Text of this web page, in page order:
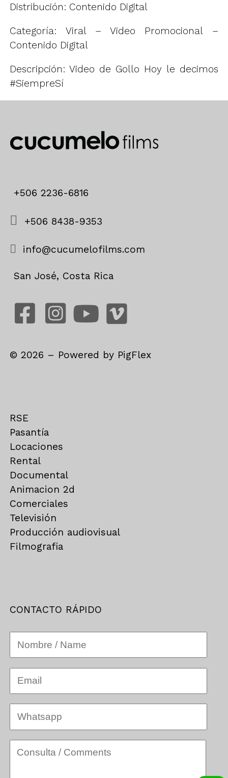
Distribución: Contenido Digital
Categoría: Viral – Video Promocional –
Contenido Digital
Descripción: Video de Gollo Hoy le decimos
#SiempreSí
+506 2236-6816
+506 8438-9353
info@cucumelofilms.com
San José, Costa Rica
©2026 – Powered by PigFlex
RSE
Pasantía
Locaciones
Rental
Documental
Animacion 2d
Comerciales
Televisión
Producción audiovisual
Filmografia
CONTACTO RÁPIDO